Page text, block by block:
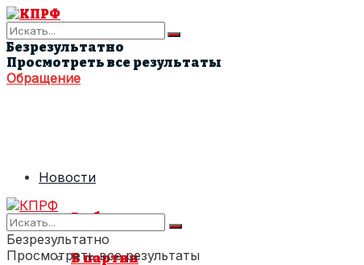
Безрезультатно
Просмотреть все результаты
Обращение
Новости
В области
В партии
Безрезультатно
Просмотреть все результаты